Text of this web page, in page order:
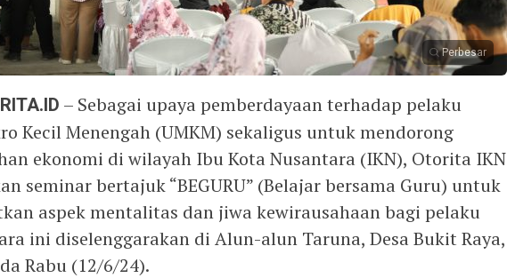
Perbesar
– Sebagai upaya pemberdayaan terhadap pelaku
Kecil Menengah (UMKM) sekaligus untuk mendorong
ekonomi di wilayah Ibu Kota Nusantara (IKN), Otorita IKN
seminar bertajuk “BEGURU” (Belajar bersama Guru) untuk
aspek mentalitas dan jiwa kewirausahaan bagi pelaku
ini diselenggarakan di Alun-alun Taruna, Desa Bukit Raya,
Rabu (12/6/24).